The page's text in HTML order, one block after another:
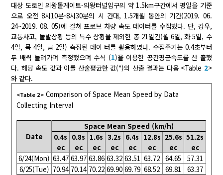
대상 도로인 의왕톨게이트-의왕터널입구의 약 1.5km구간에서 평일을 기준
으로 오전 8시10분-8시30분의 시 간대, 1.5개월 동안의 기간(2019. 06.
24~2019. 08. 05)에 걸쳐 프로브 차량 속도 데이터를 수집했다. 단, 강우,
교통사고, 돌발상황 등의 특수 상황을 제외한 총 21일간(월 6일, 화 5일, 수
4일, 목 4일, 금 2일) 측정된 데이 터를 활용하였다. 수집주기는 0.4초부터
두 배씩 늘려가며 측정했으며 수식 (1)을 이용한 공간평균속도를 산 출했
다. 해당 속도 값과 이를 산술평균한 값(*)의 산출 결과는 다음 <Table 2>
와 같다.
<Table 2> Comparison of Space Mean Speed by Data
Collecting Interval
Date
Space Mean Speed (km/h)
0.4s
ec
0.8s
ec
1.6s
ec
3.2s
ec
6.4s
ec
12.8s
ec
25.6s
ec
51.2s
ec
6/24(Mon) 63.47 63.97 63.86 63.32 63.51 63.72 64.65
57.31
6/25(Tue) 70.94 70.14 70.22 69.90 69.79 68.52 69.81
63.37